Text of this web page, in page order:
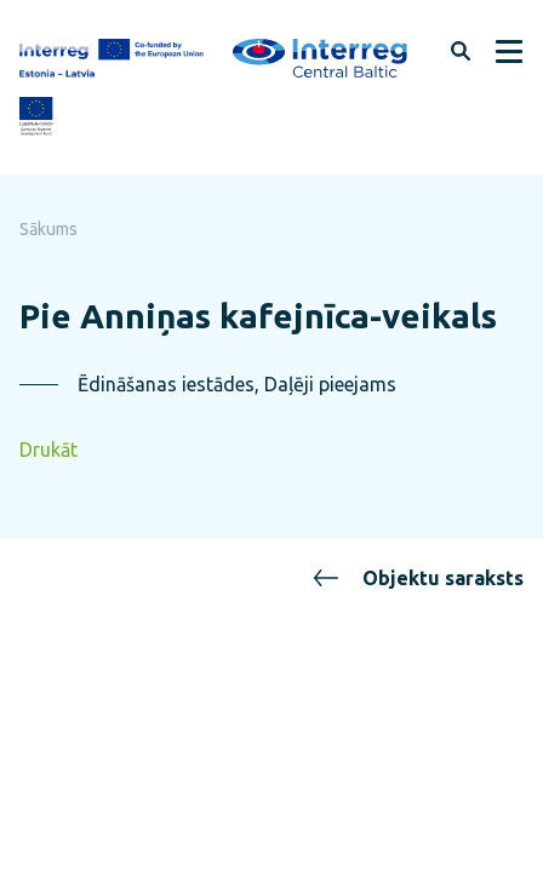
uz
lapas
saturu
Sākums
Pie Anniņas kafejnīca-veikals
Ēdināšanas iestādes, Daļēji pieejams
Drukāt
Objektu saraksts